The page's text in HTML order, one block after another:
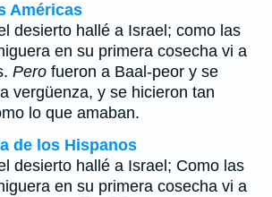
Américas
desierto hallé a Israel; como las
en su primera cosecha vi a
Pero fueron a Baal-peor y se
vergüenza, y se hicieron tan
lo que amaban.
de los Hispanos
desierto hallé a Israel; Como las
en su primera cosecha vi a